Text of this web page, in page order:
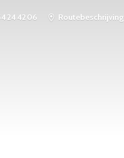
24 42 06 Routebeschrijving